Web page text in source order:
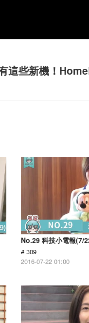
這些新機！
No.29 科技小電報(7/
# 309
2016-07-22 01:00